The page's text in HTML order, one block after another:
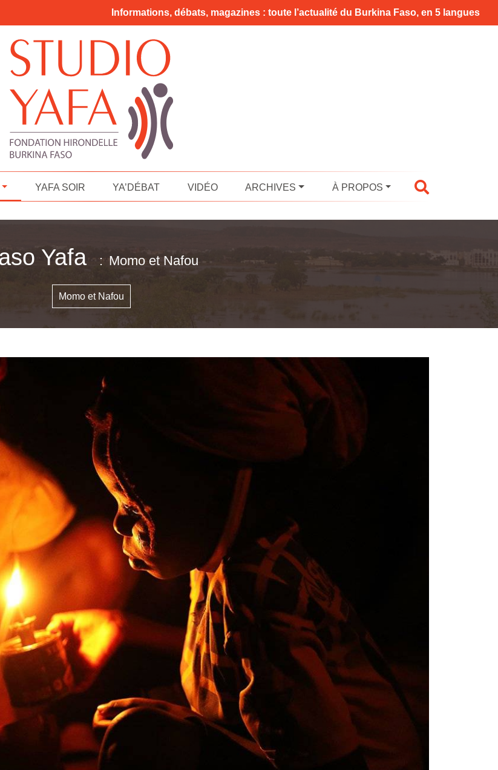
Informations, débats, magazines : toute l’actualité du Burkina Faso, en 5 langues
YAFA SOIR YA’DÉBAT VIDÉO ARCHIVES À PROPOS
Yafa Momo et Nafou
Momo et Nafou